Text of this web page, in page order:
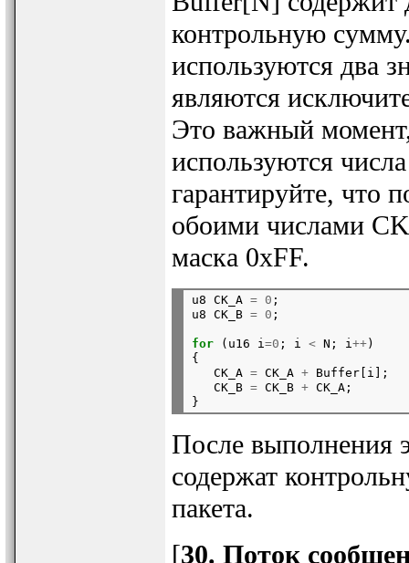
контрольную
используются два
являются
Это важный
используются
гарантируйте, что
обоими числами
маска 0xFF.
u8 CK_A = 0 ;
u8 CK_B = 0 ;
for (u16 i=0 ; i < N; i++)
{
   CK_A
= CK_A + Buffer[i];
   CK_B
= CK_B + CK_A;
После выполнения
содержат
пакета.
[30. Поток